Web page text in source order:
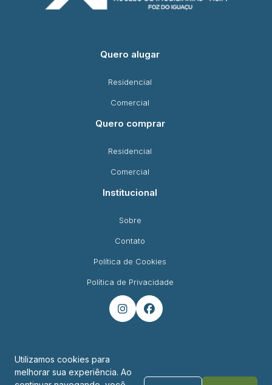
Quero alugar
Residencial
Comercial
Quero comprar
Residencial
Comercial
Institucional
Sobre
Contato
Política de Cookies
Política de Privacidade
 
Endereço
Utilizamos cookies para
melhorar sua experiência. Ao